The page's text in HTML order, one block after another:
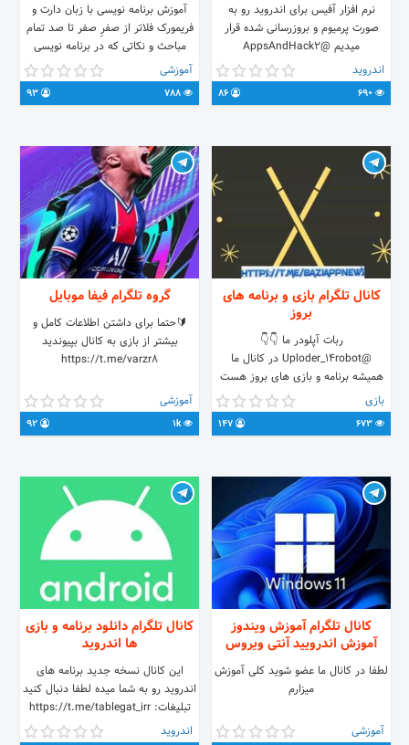
نرم افزار آفیس برای اندروید رو به
صورت پرمیوم و بروزرسانی شده قرار
میدیم @AppsAndHack2
اندروید
آموزش برنامه نویسی با زبان دارت و
فریمورک فلاتر از صفرِ صفر تا صد تمام
مباحث و نکاتی که در برنامه نویسی
وجود داره رو به شما دوستان عزیز توی
ویدیو هام آموزش میدم به صورت کاملا
رایگان لینک کانال یوتوب آموزش فلاتر و
حمایت از من :
https://zarinp.al/flutterstan
آموزشی
کانال تلگرام بازی و برنامه های
بروز
ربات آپلودر ما 👇👇
@Uploder_14robot در کانال ما
همیشه برنامه و بازی های بروز هست
😱😱 ما در کانالمون هروز فعالیت
داریم😎😎 هرچی از این کانال بهت بگم
کم گفتم📋📋 🔔زود عضو شو🔔 📣
بازی
گروه تلگرام فیفا موبایل
🔰حتما برای داشتن اطلاعات کامل و
بیشتر از بازی به کانال بپیوندید
https://t.me/varzr8
آموزشی
1k
کانال تلگرام آموزش ویندوز
آموزش اندرویید آنتی ویروس
لطفا در کانال ما عضو شوید کلی آموزش
میزارم
آموزشی
کانال تلگرام دانلود برنامه و بازی
ها اندروید
این کانال نسخه جدید برنامه های
اندروید رو به شما میده لطفا دنبال کنید
تبلیغات: https://t.me/tablegat_irr
اندروید